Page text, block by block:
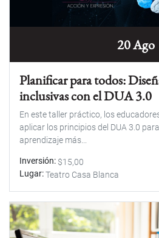
20 Ago
Planificar para todos:
inclusivas con el DUA 3.0
En este taller práctico, los
aplicar los principios del DUA 3.0
aprendizaje más...
Inversión $15,00
Lugar Teatro Casa Blanca